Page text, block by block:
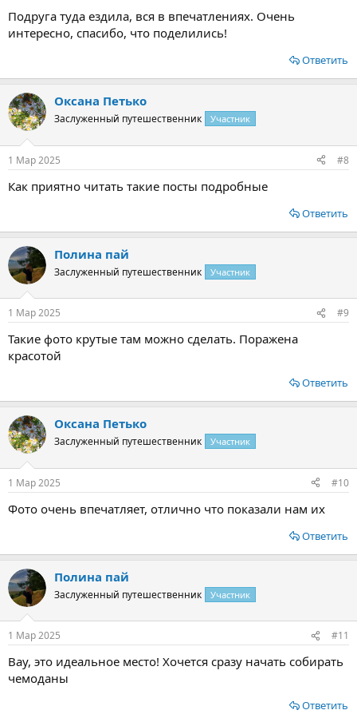
Подруга туда ездила, вся в впечатлениях. Очень
интересно, спасибо, что поделились!
Ответить
Оксана Петько
Заслуженный путешественник Участник
1 Мар 2025 #8
Как приятно читать такие посты подробные
Ответить
Полина пай
Заслуженный путешественник Участник
1 Мар 2025 #9
Такие фото крутые там можно сделать. Поражена
красотой
Ответить
Оксана Петько
Заслуженный путешественник Участник
1 Мар 2025 #10
Фото очень впечатляет, отлично что показали нам их
Ответить
Полина пай
Заслуженный путешественник Участник
1 Мар 2025 #11
Вау, это идеальное место! Хочется сразу начать собирать
чемоданы
Ответить